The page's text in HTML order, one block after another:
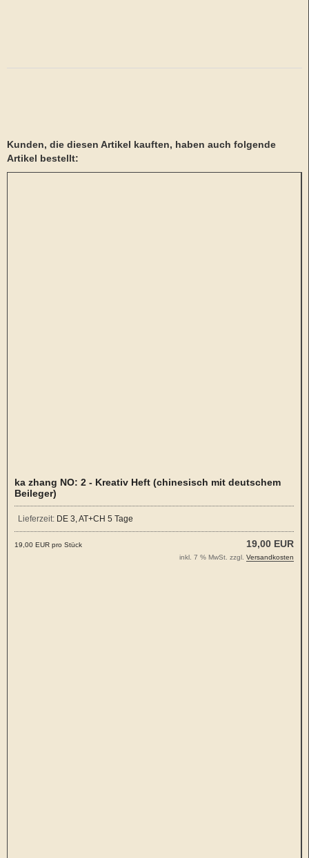
Kunden, die diesen Artikel kauften, haben auch folgende
Artikel bestellt:
ka zhang NO: 2 - Kreativ Heft (chinesisch mit deutschem
Beileger)
Lieferzeit: DE 3, AT+CH 5 Tage
19,00 EUR
19,00 EUR pro Stück
inkl. 7 % MwSt. zzgl. Versandkosten